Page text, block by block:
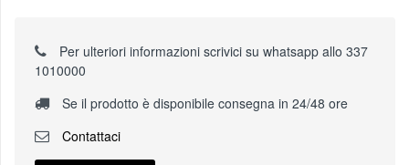
Per ulteriori informazioni scrivici su whatsapp allo 337
1010000
Se il prodotto è disponibile consegna in 24/48 ore
Contattaci